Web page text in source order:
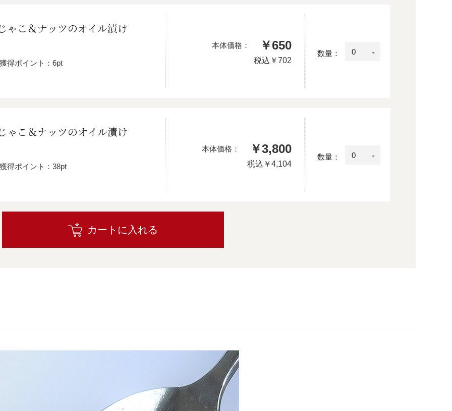
ゃこ＆ナッツのオイル漬け
獲得ポイント：6pt
本体価格： ￥650
税込 ￥702
数量：
ゃこ＆ナッツのオイル漬け
獲得ポイント：38pt
本体価格： ￥3,800
税込 ￥4,104
数量：
カートに入れる